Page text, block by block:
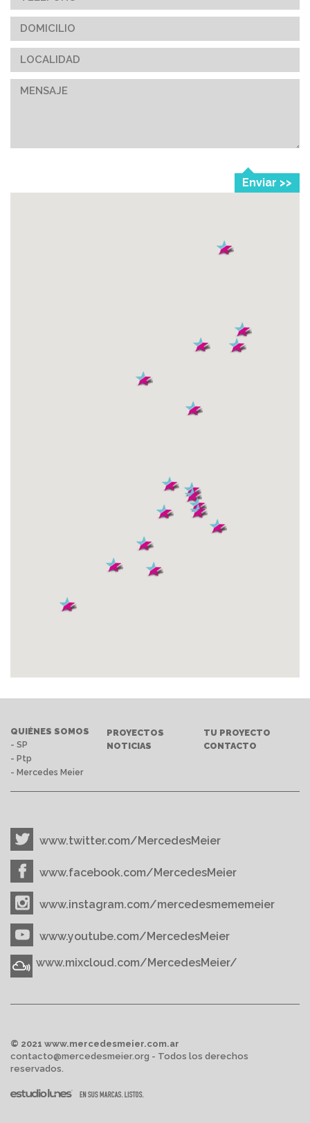
Enviar >>
QUIÉNES SOMOS
- SP
- Ptp
- Mercedes Meier
PROYECTOS
NOTICIAS
TU PROYECTO
CONTACTO
www.twitter.com/MercedesMeier
www.facebook.com/MercedesMeier
www.instagram.com/mercedesmememeier
www.youtube.com/MercedesMeier
www.mixcloud.com/MercedesMeier/
© 2021 www.mercedesmeier.com.ar
contacto@mercedesmeier.org - Todos los derechos
reservados.